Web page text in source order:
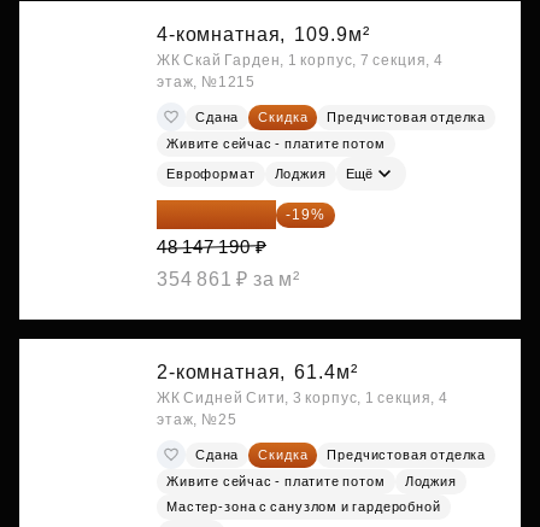
4-комнатная, 109.9м²
ЖК Скай Гарден, 1 корпус, 7 секция, 4
этаж, №1215
Сдана Скидка
Предчистовая отделка
Живите сейчас - платите потом
Евроформат Лоджия Ещё
38 999 224 ₽ -19%
48 147 190 ₽
354 861 ₽ за м²
2-комнатная, 61.4м²
ЖК Сидней Сити, 3 корпус, 1 секция, 4
этаж, №25
Сдана Скидка
Предчистовая отделка
Живите сейчас - платите потом
Лоджия
Мастер-зона с санузлом и гардеробной